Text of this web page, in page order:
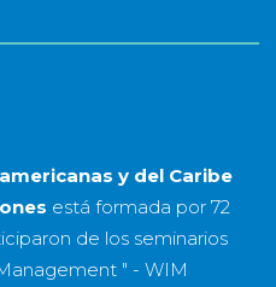
y del Caribe
está formada por 72
de los seminarios
" - WIM